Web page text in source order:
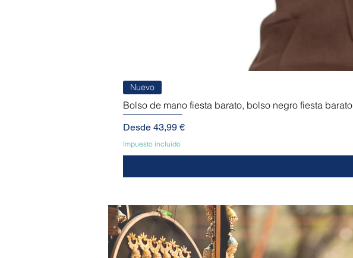
Nuevo
Bolso de mano fiesta barato, bolso negro fiesta barato
Desde 43,99 €
Precio de oferta
Impuesto incluido